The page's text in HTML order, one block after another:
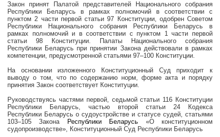
Закон принят Палатой представителей Национального собрания
Республики Беларусь в рамках полномочий в соответствии с
пунктом 2 части первой статьи 97 Конституции, одобрен Советом
Республики Национального собрания Республики Беларусь в
рамках полномочий и в соответствии с пунктом 1 части первой
статьи 98 Конституции. Палаты Национального собрания
Республики Беларусь при принятии Закона действовали в рамках
компетенции, предусмотренной статьями 97–100 Конституции.
На основании изложенного Конституционный Суд приходит к
выводу о том, что по содержанию норм, форме акта и порядку
принятия Закон соответствует Конституции.
Руководствуясь частями первой, седьмой статьи 116 Конституции
Республики Беларусь, частью второй статьи 24 Кодекса
Республики Беларусь о судоустройстве и статусе судей, статьями
103–105 Закона
Республики Беларусь «О конституционном
судопроизводстве», Конституционный Суд Республики Беларусь